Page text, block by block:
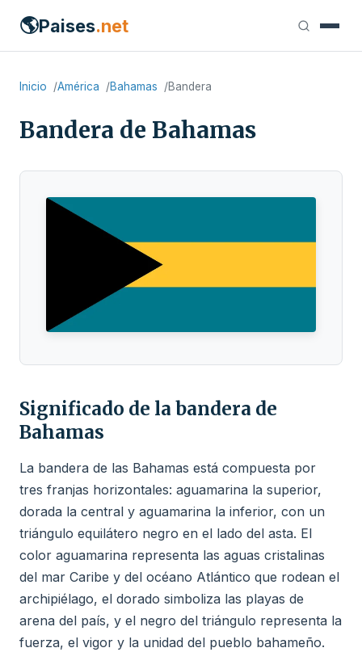
🌎Paises.net
Inicio América Bahamas Bandera
Bandera de Bahamas
Significado de la bandera de
Bahamas
La bandera de las Bahamas está compuesta por
tres franjas horizontales: aguamarina la superior,
dorada la central y aguamarina la inferior, con un
triángulo equilátero negro en el lado del asta. El
color aguamarina representa las aguas cristalinas
del mar Caribe y del océano Atlántico que rodean el
archipiélago, el dorado simboliza las playas de
arena del país, y el negro del triángulo representa la
fuerza, el vigor y la unidad del pueblo bahameño.